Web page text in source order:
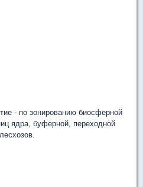
- по зонированию биосферной
ядра, буферной, переходной